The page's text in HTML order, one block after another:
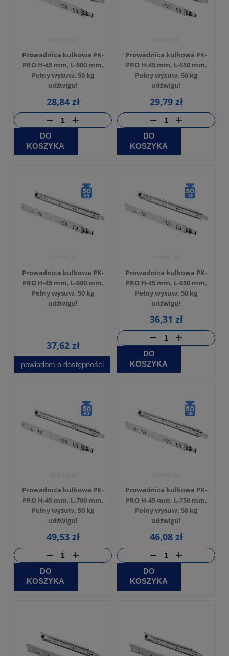
Prowadnica kulkowa PK-
PRO H-45 mm, L-500 mm,
Pełny wysuw, 50 kg
udźwigu!
28,84 zł
DO
KOSZYKA
Prowadnica kulkowa PK-
PRO H-45 mm, L-550 mm,
Pełny wysuw, 50 kg
udźwigu!
29,79 zł
DO
KOSZYKA
Prowadnica kulkowa PK-
PRO H-45 mm, L-600 mm,
Pełny wysuw, 50 kg
udźwigu!
37,62 zł
powiadom o dostępności
Prowadnica kulkowa PK-
PRO H-45 mm, L-650 mm,
Pełny wysuw, 50 kg
udźwigu!
36,31 zł
DO
KOSZYKA
Prowadnica kulkowa PK-
PRO H-45 mm, L-700 mm,
Pełny wysuw, 50 kg
udźwigu!
49,53 zł
DO
KOSZYKA
Prowadnica kulkowa PK-
PRO H-45 mm, L-750 mm,
Pełny wysuw, 50 kg
udźwigu!
46,08 zł
DO
KOSZYKA